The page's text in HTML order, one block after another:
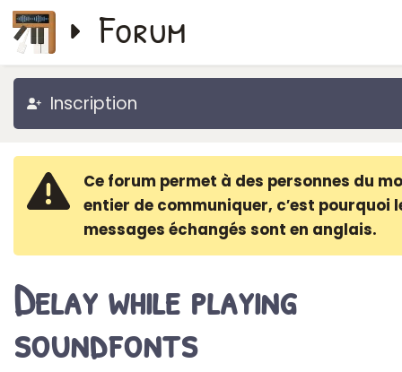
Forum
Inscription
Ce forum permet à des personnes du
entier de communiquer, c′est pourquoi
messages échangés sont en anglais.
Delay while playing
soundfonts